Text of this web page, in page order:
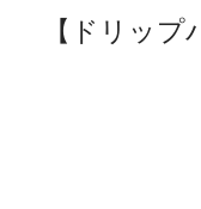
【ドリップ